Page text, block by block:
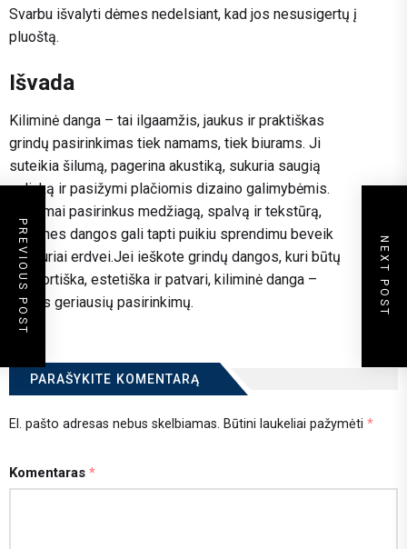
Svarbu išvalyti dėmes nedelsiant, kad jos nesusigertų į
pluoštą.
Išvada
Kiliminė danga – tai ilgaamžis, jaukus ir praktiškas
grindų pasirinkimas tiek namams, tiek biurams. Ji
suteikia šilumą, pagerina akustiką, sukuria saugią
aplinką ir pasižymi plačiomis dizaino galimybėmis.
Tinkamai pasirinkus medžiagą, spalvą ir tekstūrą,
kilimines dangos gali tapti puikiu sprendimu beveik
bet kuriai erdvei.Jei ieškote grindų dangos, kuri būtų
komfortiška, estetiška ir patvari, kiliminė danga –
vienas geriausių pasirinkimų.
PARAŠYKITE KOMENTARĄ
El. pašto adresas nebus skelbiamas. Būtini laukeliai pažymėti *
Komentaras *
PREVIOUS POST NEXT POST